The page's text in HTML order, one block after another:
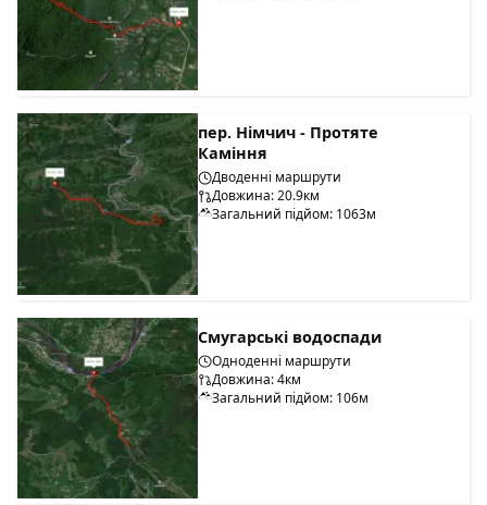
пер. Німчич - Протяте
Каміння
Дводенні маршрути
Довжина: 20.9км
Загальний підйом: 1063м
Смугарські водоспади
Одноденні маршрути
Довжина: 4км
Загальний підйом: 106м